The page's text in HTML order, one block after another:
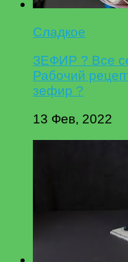
Сладкое
ЗЕФИР ? Все
Рабочий
зефир ?
13 Фев, 2022